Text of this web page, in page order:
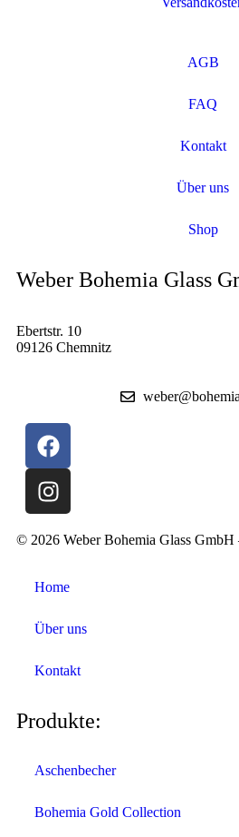
AGB
FAQ
Kontakt
Über uns
Shop
Weber Bohemia Glass
Ebertstr. 10
09126 Chemnitz
© 2026 Weber Bohemia Glass GmbH
Home
Über uns
Kontakt
Produkte:
Aschenbecher
Bohemia Gold Collection